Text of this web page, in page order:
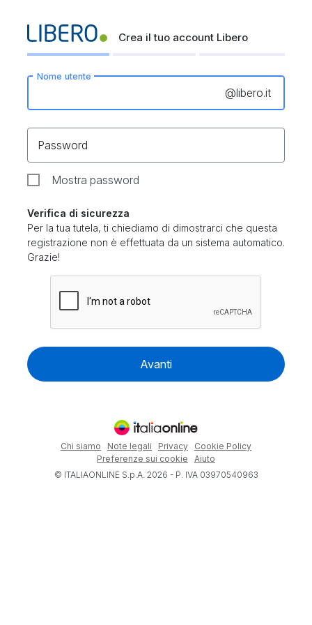
Crea il tuo account Libero
Nome utente
@libero.it
Password
Mostra password
Verifica di sicurezza
Per la tua tutela, ti chiediamo di dimostrarci che questa
registrazione non è effettuata da un sistema automatico.
Grazie!
Avanti
Chi siamo Note legali Privacy
Cookie Policy
Preferenze sui cookie
Aiuto
© ITALIAONLINE S.p.A. 2026 - P. IVA 03970540963